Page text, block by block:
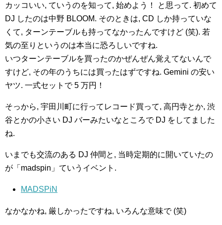
カッコいい, ていうのを知って, 始めよう！ と思って. 初めて
DJ したのは中野 BLOOM. そのときは, CD しか持っていな
くて, ターンテーブルも持ってなかったんですけど (笑). 若
気の至りというのは本当に恐ろしいですね.
いつターンテーブルを買ったのかぜんぜん覚えてないんで
すけど, その年のうちには買ったはずですね. Gemini の安い
ヤツ. 一式セットで 5 万円！
そっから, 宇田川町に行ってレコード買って, 高円寺とか, 渋
谷とかの小さい DJ バーみたいなところで DJ をしてました
ね.
いまでも交流のある DJ 仲間と, 当時定期的に開いていたの
が「madspin」ていうイベント.
MADSPiN
なかなかね, 厳しかったですね, いろんな意味で (笑)